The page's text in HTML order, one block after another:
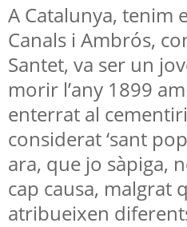
A Catalunya, tenim
Canals i Ambrós,
Santet, va ser un
morir l’any 1899
enterrat al
considerat ‘sant
ara, que jo sàpiga,
cap causa, malgrat
atribueixen